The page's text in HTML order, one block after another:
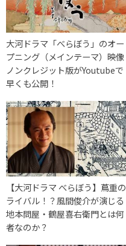
大河ドラマ「べらぼう」のオー
プニング（メインテーマ）映像
ノンクレジット版がYoutubeで
早くも公開！
【大河ドラマ べらぼう】蔦重の
ライバル！？風間俊介が演じる
地本問屋・鶴屋喜右衛門とは何
者なのか？